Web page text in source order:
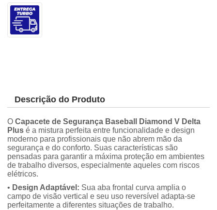
Descrição do Produto
O Capacete de Segurança Baseball Diamond V Delta
Plus é a mistura perfeita entre funcionalidade e design
moderno para profissionais que não abrem mão da
segurança e do conforto. Suas características são
pensadas para garantir a máxima proteção em ambientes
de trabalho diversos, especialmente aqueles com riscos
elétricos.
• Design Adaptável: Sua aba frontal curva amplia o
campo de visão vertical e seu uso reversível adapta-se
perfeitamente a diferentes situações de trabalho.